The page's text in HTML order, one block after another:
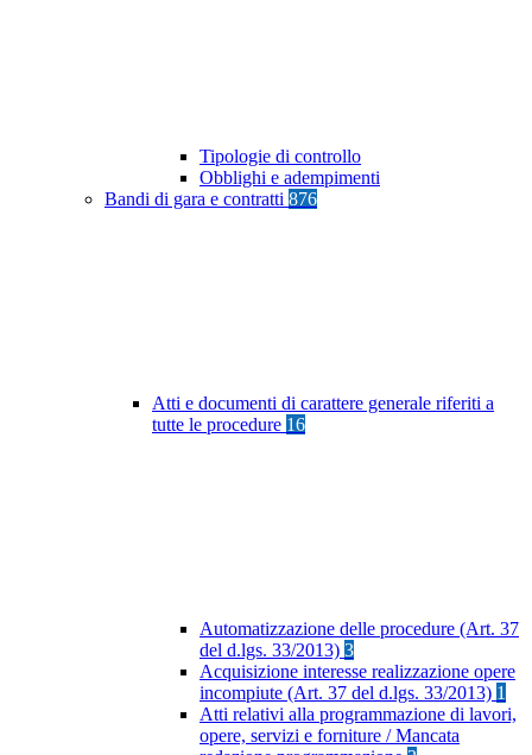
Tipologie di controllo
Obblighi e adempimenti
Bandi di gara e contratti 876
Atti e documenti di carattere generale riferiti a
tutte le procedure 16
Automatizzazione delle procedure (Art. 37
del d.lgs. 33/2013) 3
Acquisizione interesse realizzazione opere
incompiute (Art. 37 del d.lgs. 33/2013) 1
Atti relativi alla programmazione di lavori,
opere, servizi e forniture / Mancata